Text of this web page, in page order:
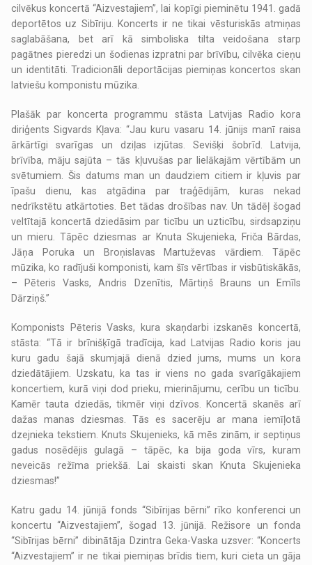
cilvēkus koncertā “Aizvestajiem”, lai kopīgi pieminētu 1941. gadā
deportētos uz Sibīriju. Koncerts ir ne tikai vēsturiskās atmiņas
saglabāšana, bet arī kā simboliska tilta veidošana starp
pagātnes pieredzi un šodienas izpratni par brīvību, cilvēka cieņu
un identitāti. Tradicionāli deportācijas piemiņas koncertos skan
latviešu komponistu mūzika.
Plašāk par koncerta programmu stāsta Latvijas Radio kora
diriģents Sigvards Kļava: “Jau kuru vasaru 14. jūnijs manī raisa
ārkārtīgi svarīgas un dziļas izjūtas. Sevišķi šobrīd. Latvija,
brīvība, māju sajūta – tās kļuvušas par lielākajām vērtībām un
svētumiem. Šis datums man un daudziem citiem ir kļuvis par
īpašu dienu, kas atgādina par traģēdijām, kuras nekad
nedrīkstētu atkārtoties. Bet tādas drošības nav. Un tādēļ šogad
veltītajā koncertā dziedāsim par ticību un uzticību, sirdsapziņu
un mieru. Tāpēc dziesmas ar Knuta Skujenieka, Friča Bārdas,
Jāņa Poruka un Broņislavas Martuževas vārdiem. Tāpēc
mūzika, ko radījuši komponisti, kam šīs vērtības ir visbūtiskākās,
– Pēteris Vasks, Andris Dzenītis, Mārtiņš Brauns un Emīls
Dārziņš.”
Komponists Pēteris Vasks, kura skaņdarbi izskanēs koncertā,
stāsta: “Tā ir brīnišķīgā tradīcija, kad Latvijas Radio koris jau
kuru gadu šajā skumjajā dienā dzied jums, mums un kora
dziedātājiem. Uzskatu, ka tas ir viens no gada svarīgākajiem
koncertiem, kurā viņi dod prieku, mierinājumu, cerību un ticību.
Kamēr tauta dziedās, tikmēr viņi dzīvos. Koncertā skanēs arī
dažas manas dziesmas. Tās es sacerēju ar mana iemīļotā
dzejnieka tekstiem. Knuts Skujenieks, kā mēs zinām, ir septiņus
gadus nosēdējis gulagā – tāpēc, ka bija goda vīrs, kuram
neveicās režīma priekšā. Lai skaisti skan Knuta Skujenieka
dziesmas!”
Katru gadu 14. jūnijā fonds “Sibīrijas bērni” rīko konferenci un
koncertu “Aizvestajiem”, šogad 13. jūnijā. Režisore un fonda
“Sibīrijas bērni” dibinātāja Dzintra Geka-Vaska uzsver: “Koncerts
“Aizvestajiem” ir ne tikai piemiņas brīdis tiem, kuri cieta un gāja